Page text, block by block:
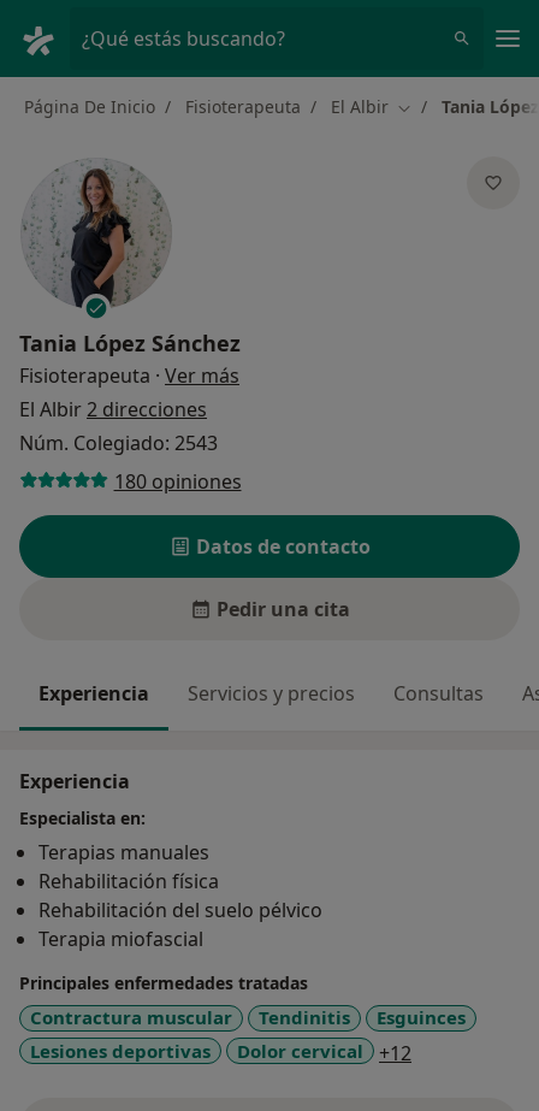
¿Qué estás buscando?
Página De Inicio Fisioterapeuta El Albir Cambiar de
Tania
Tania López Sánchez
Fisioterapeuta · Ver más
El Albir2 direcciones
Núm. Colegiado: 2543
180 opiniones
Datos de contacto
Pedir una cita
Experiencia Servicios y precios Consultas
Experiencia
Especialista en:
Terapias manuales
Rehabilitación física
Rehabilitación del suelo pélvico
Terapia miofascial
Principales enfermedades tratadas
Contractura muscular Tendinitis
Esguinces
Lesiones deportivas
Dolor cervical +12